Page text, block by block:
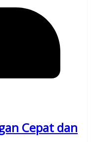
Cepat dan